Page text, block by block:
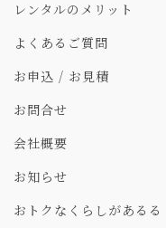
レンタルのメリット
よくあるご質問
お申込 / お見積
お問合せ
会社概要
お知らせ
おトクなくらしがあるる